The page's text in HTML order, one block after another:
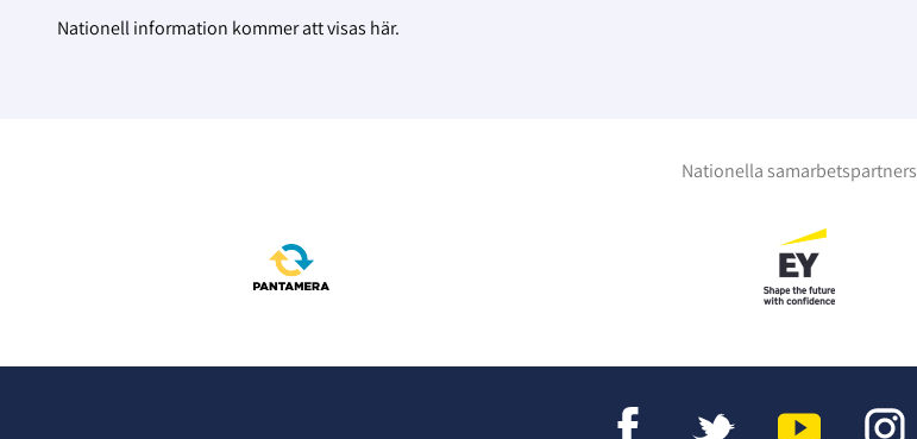
Nationell information kommer att visas här.
Nationella samarbetspartners